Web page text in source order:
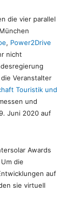
die vier parallel
, Power2Drive
nicht
Veranstalter
Touristik und
und
Juni 2020 auf
Awards
die
auf
sie virtuell